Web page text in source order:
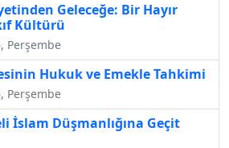
Geleceğe: Bir Hayır
Kültürü
Perşembe
Hukuk ve Emekle Tahkimi
Perşembe
İslam Düşmanlığına Geçit